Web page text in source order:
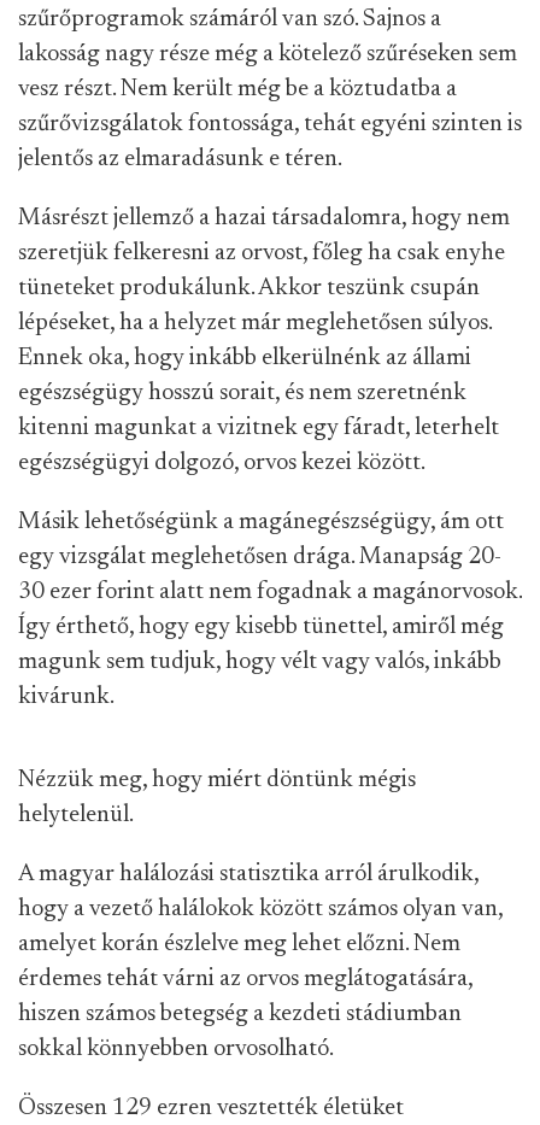
szűrőprogramok számáról van szó. Sajnos a
lakosság nagy része még a kötelező szűréseken sem
vesz részt. Nem került még be a köztudatba a
szűrővizsgálatok fontossága, tehát egyéni szinten is
jelentős az elmaradásunk e téren.
Másrészt jellemző a hazai társadalomra, hogy nem
szeretjük felkeresni az orvost, főleg ha csak enyhe
tüneteket produkálunk. Akkor teszünk csupán
lépéseket, ha a helyzet már meglehetősen súlyos.
Ennek oka, hogy inkább elkerülnénk az állami
egészségügy hosszú sorait, és nem szeretnénk
kitenni magunkat a vizitnek egy fáradt, leterhelt
egészségügyi dolgozó, orvos kezei között.
Másik lehetőségünk a magánegészségügy, ám ott
egy vizsgálat meglehetősen drága. Manapság 20-
30 ezer forint alatt nem fogadnak a magánorvosok.
Így érthető, hogy egy kisebb tünettel, amiről még
magunk sem tudjuk, hogy vélt vagy valós, inkább
kivárunk.
Nézzük meg, hogy miért döntünk mégis
helytelenül.
A magyar halálozási statisztika arról árulkodik,
hogy a vezető halálokok között számos olyan van,
amelyet korán észlelve meg lehet előzni. Nem
érdemes tehát várni az orvos meglátogatására,
hiszen számos betegség a kezdeti stádiumban
sokkal könnyebben orvosolható.
Összesen 129 ezren vesztették életüket